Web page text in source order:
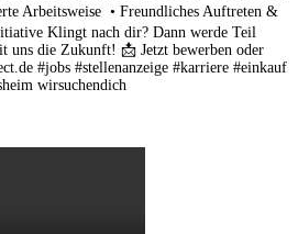
Arbeitsweise • Freundliches Auftreten &
Klingt nach dir? Dann werde Teil
uns die Zukunft! 📩 Jetzt bewerben oder
#jobs #stellenanzeige #karriere #einkauf
wirsuchendich